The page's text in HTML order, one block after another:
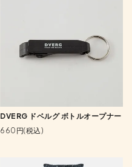
DVERG ドベルグ ボトルオープナー
660円(税込)